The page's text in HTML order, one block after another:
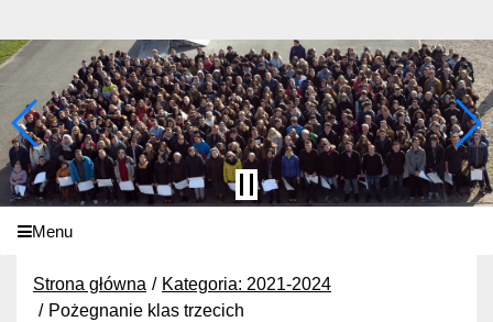
Menu
Strona główna
Kategoria: 2021-2024
Pożegnanie klas trzecich